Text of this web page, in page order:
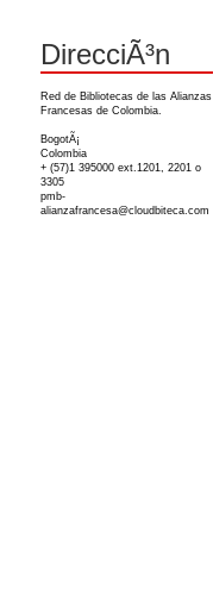
DirecciÃ³n
Red de Bibliotecas de las Alianzas
Francesas de Colombia.
BogotÃ¡
Colombia
+ (57)1 395000 ext.1201, 2201 o
3305
pmb-
alianzafrancesa@cloudbiteca.com